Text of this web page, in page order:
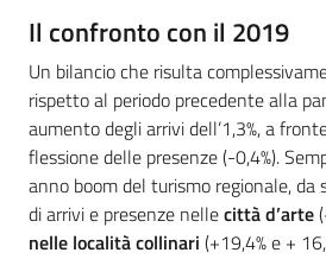
Il confronto con il 2019
Un bilancio che risulta
rispetto al periodo precedente alla
aumento degli arrivi dell’1,3%, a
flessione delle presenze (-0,4%).
anno boom del turismo regionale,
di arrivi e presenze nellecittà d’arte
nelle località collinari (+19,4% e +